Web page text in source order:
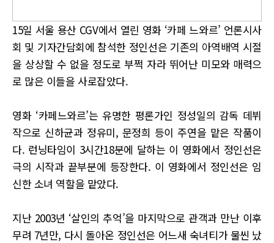
15일 서울 용산 CGV에서 열린 영화 ‘카페 느와르’ 언론시사
회 및 기자간담회에 참석한 정인선은 기존의 아역배역 시절
을 상상할 수 없을 정도로 부쩍 자라 뛰어난 미모와 매력으
로 많은 이들을 사로잡았다.
영화 ‘카페느와르’는 유명한 평론가인 정성일의 감독 데뷔
작으로 신하균과 정유미, 문정희 등이 주연을 맡은 작품이
다. 런닝타임이 3시간18분에 달하는 이 영화에서 정인선은
극의 시작과 끝부분에 등장한다. 이 영화에서 정인선은 임
신한 소녀 역할을 맡았다.
지난 2003년 ‘살인의 추억’을 마지막으로 관객과 만난 이후
무려 7년만, 다시 돌아온 정인선은 어느새 숙녀티가 물씬 났